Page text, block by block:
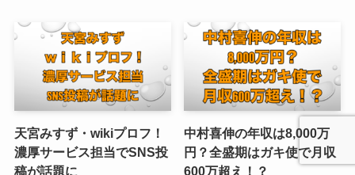
天宮みすず・wikiプロフ！
濃厚サービス担当でSNS投
稿が話題に
中村喜伸の年収は8,000万
円？全盛期はガキ使で月収
600万超え！？